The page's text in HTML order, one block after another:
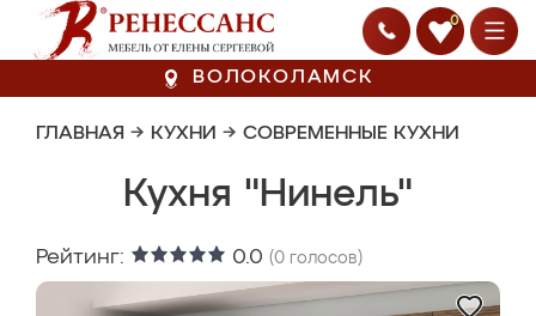
0
ВОЛОКОЛАМСК
ГЛАВНАЯ → КУХНИ → СОВРЕМЕННЫЕ КУХНИ
Кухня "Нинель"
Рейтинг: 0.0 (0 голосов)